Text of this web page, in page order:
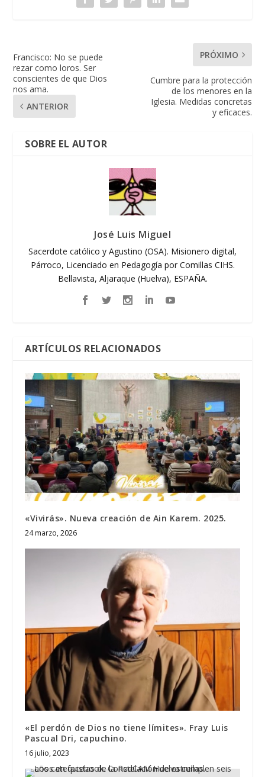
Francisco: No se puede
rezar como loros. Ser
conscientes de que Dios
nos ama.
ANTERIOR
PRÓXIMO
Cumbre para la protección
de los menores en la
Iglesia. Medidas concretas
y eficaces.
SOBRE EL AUTOR
José Luis Miguel
Sacerdote católico y Agustino (OSA). Misionero digital,
Párroco, Licenciado en Pedagogía por Comillas CIHS.
Bellavista, Aljaraque (Huelva), ESPAÑA.
ARTÍCULOS RELACIONADOS
«Vivirás». Nueva creación de Ain Karem. 2025.
24 marzo, 2026
«El perdón de Dios no tiene límites». Fray Luis
Pascual Dri, capuchino.
16 julio, 2023